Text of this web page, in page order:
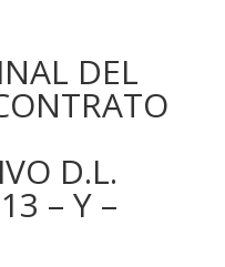
DEL
D.L.
– Y –